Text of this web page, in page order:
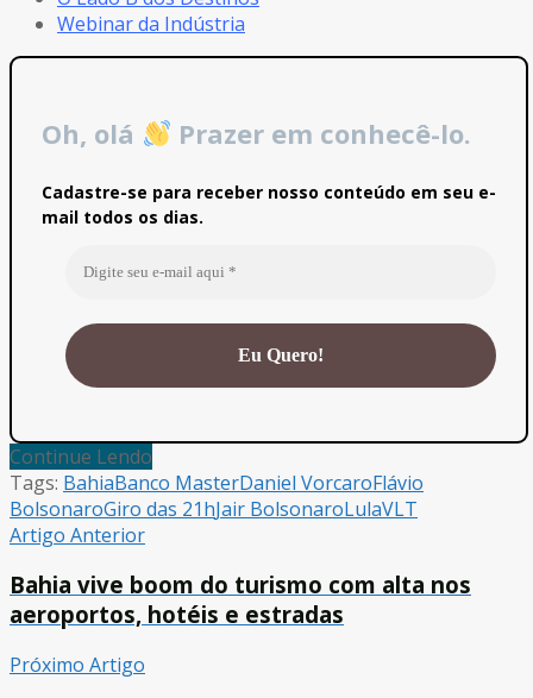
Webinar da Indústria
Oh, olá Prazer em conhecê-lo.
Cadastre-se para receber nosso conteúdo em seu e-
mail todos os dias.
Continue Lendo
Tags: BahiaBanco MasterDaniel VorcaroFlávio
BolsonaroGiro das 21hJair BolsonaroLulaVLT
Artigo Anterior
Bahia vive boom do turismo com alta nos
aeroportos, hotéis e estradas
Próximo Artigo